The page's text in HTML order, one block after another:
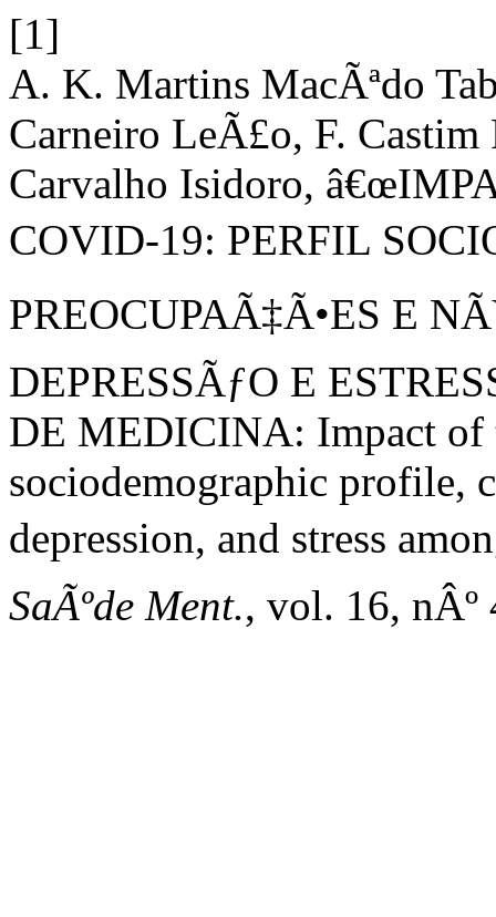
[1]
A. K. Martins MacÃªdo
Carneiro LeÃ£o, F.
Carvalho Isidoro,
COVID-19: PERFIL
PREOCUPAÃ‡Ã•ES E
DEPRESSÃƒO E
DE MEDICINA: Impact of
sociodemographic profile,
depression, and stress
SaÃºde Ment., vol. 16, nÂº